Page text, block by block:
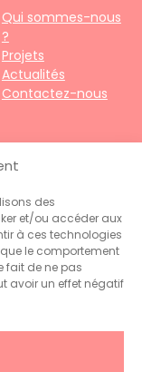
des
et/ou accéder aux
à ces technologies
le comportement
fait de ne pas
avoir un effet négatif
Qui sommes-nous
?
Projets
Actualités
Contactez-nous